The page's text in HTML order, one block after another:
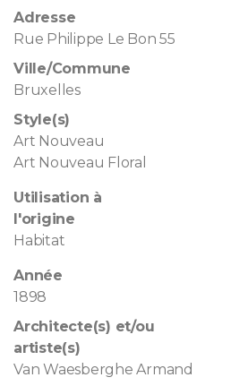
Adresse
Rue Philippe Le Bon 55
Ville/Commune
Bruxelles
Style(s)
Art Nouveau
Art Nouveau Floral
Utilisation à
l'origine
Habitat
Année
1898
Architecte(s) et/ou
artiste(s)
Van Waesberghe Armand